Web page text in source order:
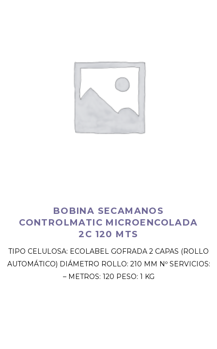
BOBINA SECAMANOS
CONTROLMATIC MICROENCOLADA
2C 120 MTS
TIPO CELULOSA: ECOLABEL GOFRADA 2 CAPAS (ROLLO
AUTOMÁTICO) DIÁMETRO ROLLO: 210 MM Nº SERVICIOS:
– METROS: 120 PESO: 1 KG